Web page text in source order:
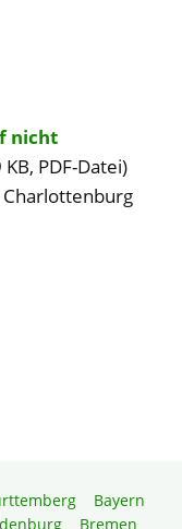
nicht
PDF-Datei)
Bayern
Bremen